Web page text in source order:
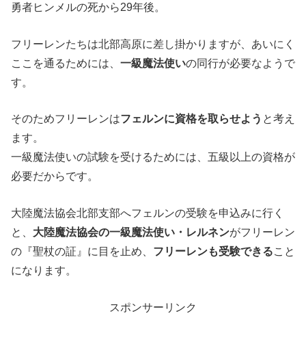
勇者ヒンメルの死から29年後。
フリーレンたちは北部高原に差し掛かりますが、あいにく
ここを通るためには、 一級魔法使いの同行が必要なようで
す。
そのためフリーレンはフェルンに資格を取らせよう と考え
ます。
一級魔法使いの試験を受けるためには、五級以上の資格が
必要だからです。
大陸魔法協会北部支部へフェルンの受験を申込みに行く
と、 大陸魔法協会の一級魔法使い・レルネンがフリーレン
の『聖杖の証』に目を止め、 フリーレンも受験できること
になります。
スポンサーリンク